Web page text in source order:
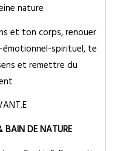
nature
et ton corps, renouer
spirituel, te
et remettre du
BAIN DE NATURE